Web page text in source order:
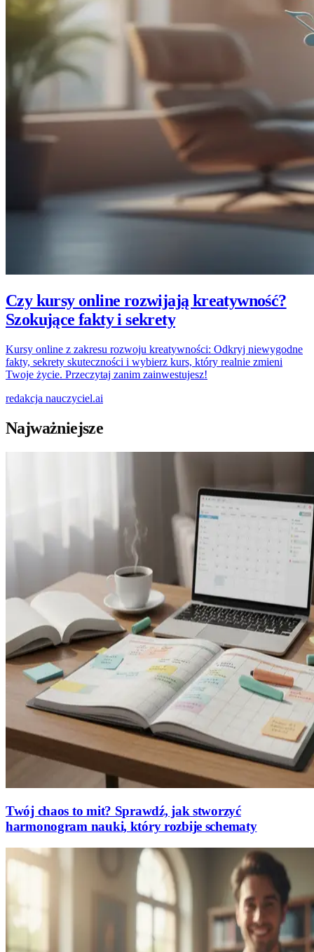
Czy kursy online rozwijają kreatywność?
Szokujące fakty i sekrety
Kursy online z zakresu rozwoju kreatywności: Odkryj niewygodne
fakty, sekrety skuteczności i wybierz kurs, który realnie zmieni
Twoje życie. Przeczytaj zanim zainwestujesz!
redakcja nauczyciel.ai
Najważniejsze
Twój chaos to mit? Sprawdź, jak stworzyć
harmonogram nauki, który rozbije schematy